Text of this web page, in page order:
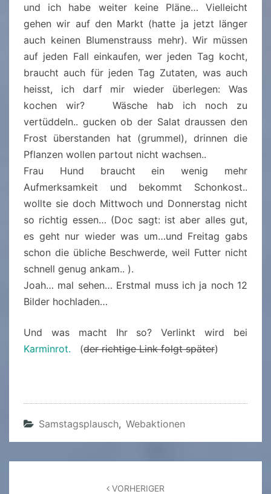
und ich habe weiter keine Pläne… Vielleicht
gehen wir auf den Markt (hatte ja jetzt länger
auch keinen Blumenstrauss mehr). Wir müssen
auf jeden Fall einkaufen, wer jeden Tag kocht,
braucht auch für jeden Tag Zutaten, was auch
heisst, ich darf mir wieder überlegen: Was
kochen wir? Wäsche hab ich noch zu
vertüddeln.. gucken ob der Salat draussen den
Frost überstanden hat (grummel), drinnen die
Pflanzen wollen partout nicht wachsen..
Frau Hund braucht ein wenig mehr
Aufmerksamkeit und bekommt Schonkost..
wollte sie doch Mittwoch und Donnerstag nicht
so richtig essen… (Doc sagt: ist aber alles gut,
es geht nur wieder was um…und Freitag gabs
schon die übliche Beschwerde, weil Futter nicht
schnell genug ankam.. ).
Joah… mal sehen… Erstmal muss ich ja noch 12
Bilder hochladen…
Und was macht Ihr so? Verlinkt wird bei
Karminrot.
(der richtige Link folgt später)
Samstagsplausch, Webaktionen
VORHERIGER